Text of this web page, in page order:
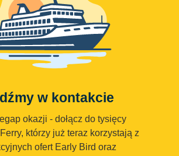
w kontakcie
okazji - dołącz do tysięcy
którzy już teraz korzystają z
ofert Early Bird oraz